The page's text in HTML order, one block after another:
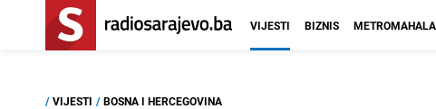
VIJESTI BIZNIS METROMAHALA
/ VIJESTI / BOSNA I HERCEGOVINA